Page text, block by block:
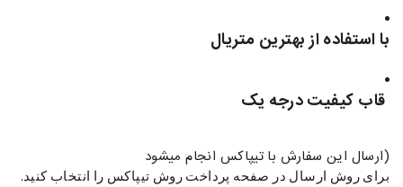
با استفاده از بهترین متریال
قاب کیفیت درجه یک
(ارسال این سفارش با تیپاکس انجام میشود
برای روش ارسال در صفحه پرداخت روش تیپاکس را انتخاب کنید.